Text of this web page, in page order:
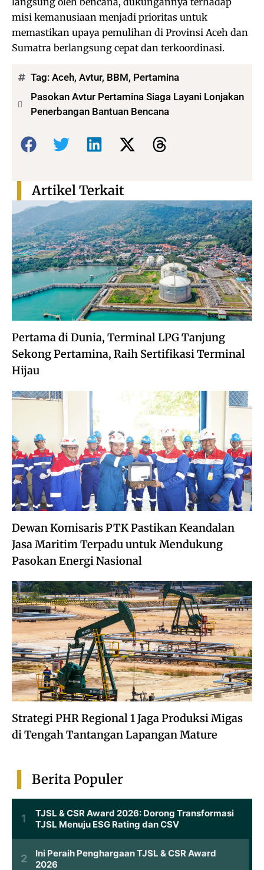
misi kemanusiaan menjadi prioritas untuk
memastikan upaya pemulihan di Provinsi Aceh dan
Sumatra berlangsung cepat dan terkoordinasi.
Tag: Aceh, Avtur, BBM, Pertamina
Pasokan Avtur Pertamina Siaga Layani Lonjakan
Penerbangan Bantuan Bencana
Bagikan:
Pertama di Dunia, Terminal LPG Tanjung
Sekong Pertamina, Raih Sertifikasi Terminal
Hijau
Dewan Komisaris PTK Pastikan Keandalan
Jasa Maritim Terpadu untuk Mendukung
Pasokan Energi Nasional
Strategi PHR Regional 1 Jaga Produksi Migas
di Tengah Tantangan Lapangan Mature
Artikel Terkait
Berita Populer